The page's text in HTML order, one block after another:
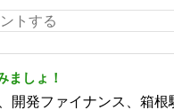
ましょ！
開発ファイナンス、箱根